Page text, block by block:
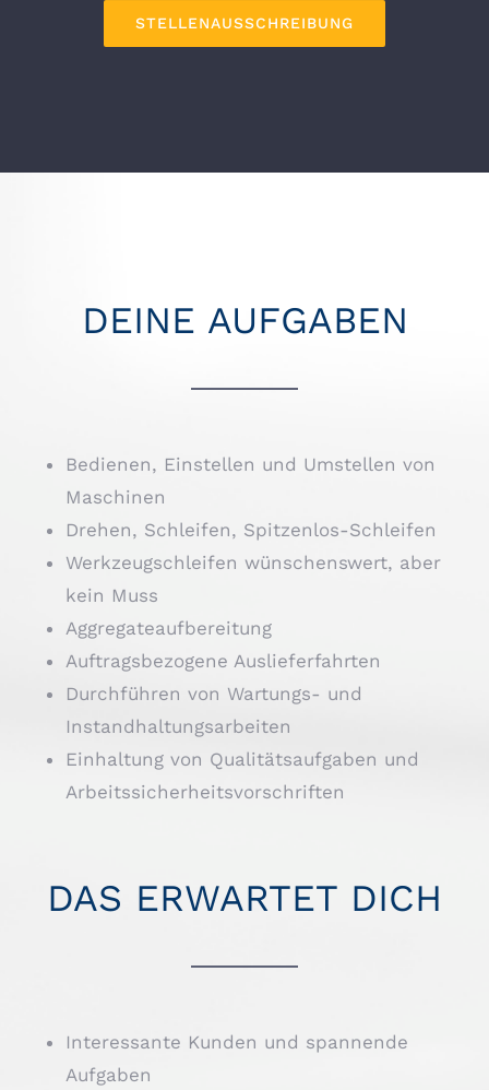
STELLENAUSSCHREIBUNG
DEINE AUFGABEN
Bedienen, Einstellen und Umstellen von
Maschinen
Drehen, Schleifen, Spitzenlos-Schleifen
Werkzeugschleifen wünschenswert, aber
kein Muss
Aggregateaufbereitung
Auftragsbezogene Auslieferfahrten
Durchführen von Wartungs- und
Instandhaltungsarbeiten
Einhaltung von Qualitätsaufgaben und
Arbeitssicherheitsvorschriften
DAS ERWARTET DICH
Interessante Kunden und spannende
Aufgaben